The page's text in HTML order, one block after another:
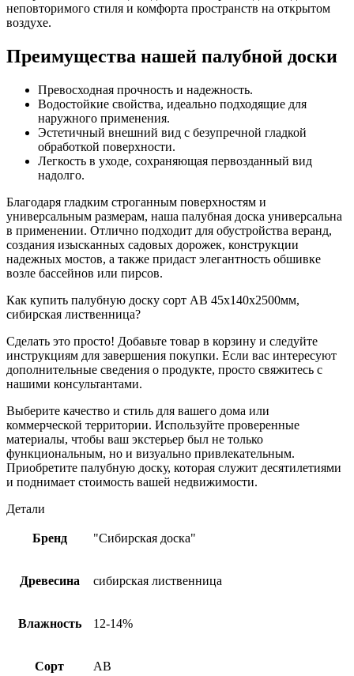
мм
сорт
АВ
неповторимого стиля и комфорта пространств на открытом
воздухе.
Преимущества нашей палубной доски
Превосходная прочность и надежность.
Водостойкие свойства, идеально подходящие для
наружного применения.
Эстетичный внешний вид с безупречной гладкой
обработкой поверхности.
Легкость в уходе, сохраняющая первозданный вид
надолго.
Благодаря гладким строганным поверхностям и
универсальным размерам, наша палубная доска универсальна
в применении. Отлично подходит для обустройства веранд,
создания изысканных садовых дорожек, конструкции
надежных мостов, а также придаст элегантность обшивке
возле бассейнов или пирсов.
Как купить палубную доску сорт АВ 45х140х2500мм,
сибирская лиственница?
Сделать это просто! Добавьте товар в корзину и следуйте
инструкциям для завершения покупки. Если вас интересуют
дополнительные сведения о продукте, просто свяжитесь с
нашими консультантами.
Выберите качество и стиль для вашего дома или
коммерческой территории. Используйте проверенные
материалы, чтобы ваш экстерьер был не только
функциональным, но и визуально привлекательным.
Приобретите палубную доску, которая служит десятилетиями
и поднимает стоимость вашей недвижимости.
Детали
Бренд "Сибирская доска"
Древесина сибирская лиственница
Влажность 12-14%
Сорт АВ